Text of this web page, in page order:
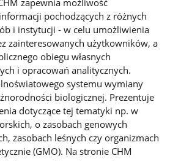
zapewnia możliwość
pochodzących z różnych
i instytucji - w celu umożliwienia
zainteresowanych użytkowników, a
obiegu własnych
i opracowań analitycznych.
systemu wymiany
biologicznej. Prezentuje
dotyczące tej tematyki np. w
o zasobach genowych
zasobach leśnych czy organizmach
(GMO). Na stronie CHM